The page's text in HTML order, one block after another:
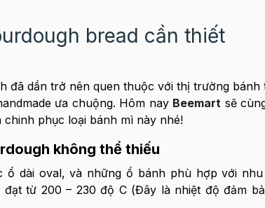
bread cần thiết
đã dần trở nên quen thuộc với thị trường bánh
ưa chuộng. Hôm nay Beemart sẽ
phục loại bánh mì này nhé!
không thể thiếu
dài oval, và những ổ bánh phù hợp với
từ 200 – 230 độ C (Đây là nhiệt độ đảm